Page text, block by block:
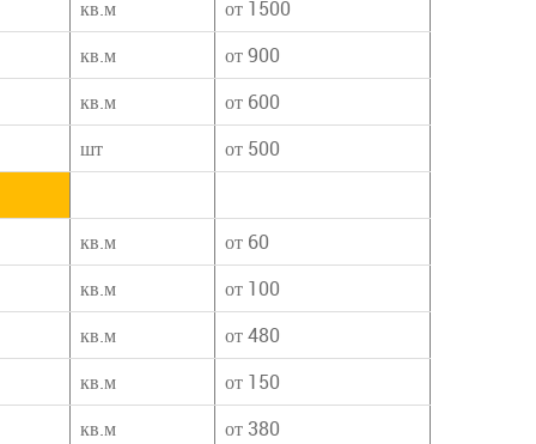
кв.м
от 1500
кв.м
от 900
кв.м
от 600
шт
от 500
кв.м
от 60
кв.м
от 100
кв.м
от 480
кв.м
от 150
кв.м
от 380